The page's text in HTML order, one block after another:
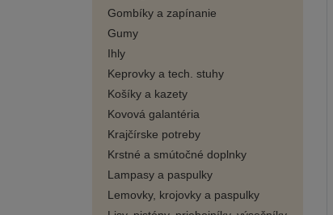
Gombíky a zapínanie
Gumy
Ihly
Keprovky a tech. stuhy
Košíky a kazety
Kovová galantéria
Krajčírske potreby
Krstné a smútočné doplnky
Lampasy a paspulky
Lemovky, krojovky a paspulky